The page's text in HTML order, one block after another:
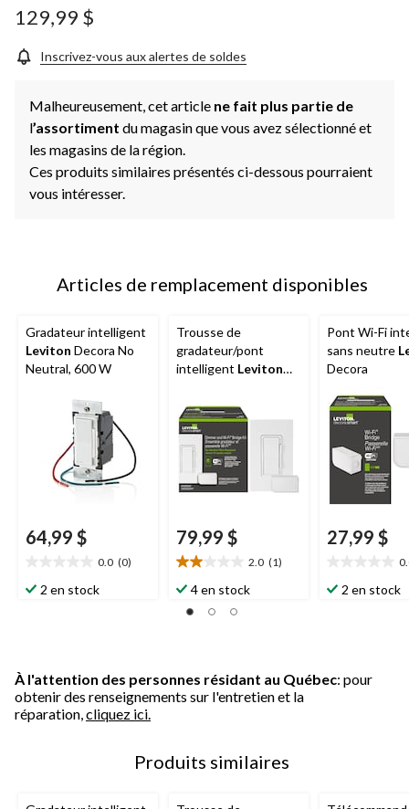
produit.
Lien
la
même
129,99 $
Inscrivez-vous aux alertes de soldes
Malheureusement, cet article ne fait plus partie de
l’assortiment du magasin que vous avez sélectionné et
les magasins de la région.
Ces produits similaires présentés ci-dessous pourraient
vous intéresser.
Articles de remplacement disponibles
Gradateur intelligent
Leviton Decora No
Neutral, 600 W
64,99 $
0.0 (0)
étoile(s)
2 en stock
Trousse de
gradateur/pont
intelligent Leviton
79,99 $
2.0 (1)
2.0
étoile(s)
sur
4 en stock
Pont Wi-Fi
sans neutre
Decora
27,99 $
étoile(s)
2 en stock
À l'attention des personnes résidant au Québec: pour
obtenir des renseignements sur l'entretien et la
réparation, cliquez ici.
Produits similaires